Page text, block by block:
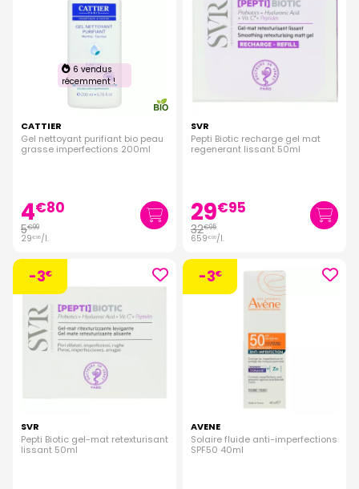
6 vendus
récemment !
CATTIER
Gel nettoyant purifiant bio peau
grasse imperfections 200ml
4€80
5€99
29€95/l.
SVR
Pepti Biotic recharge gel mat
regenerant lissant 50ml
29€95
32€95
659€00/l.
-3€
SVR
Pepti Biotic gel-mat retexturisant
lissant 50ml
-3€
AVENE
Solaire fluide anti-imperfections
SPF50 40ml